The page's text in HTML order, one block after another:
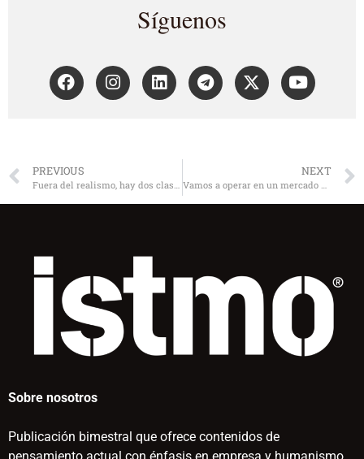
Síguenos
PREVIOUS NEXT
Sobre nosotros
Publicación bimestral que ofrece contenidos de